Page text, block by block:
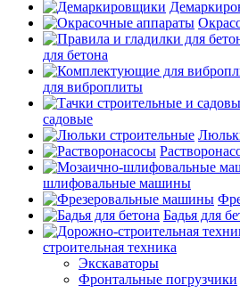
для бетона
для виброплиты
садовые
шлифовальные машины
Бадья для
строительная техника
Экскаваторы
Фронтальные погрузчики